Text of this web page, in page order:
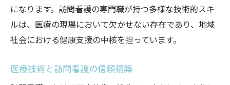
になります。訪問看護の専門職が持つ多様な技術的スキ
ルは、医療の現場において欠かせない存在であり、地域
社会における健康支援の中核を担っています。
医療技術と訪問看護の信頼構築